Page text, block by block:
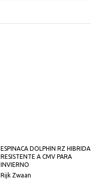
ESPINACA DOLPHIN RZ HIBRIDA
RESISTENTE A CMV PARA
INVIERNO
Rijk Zwaan